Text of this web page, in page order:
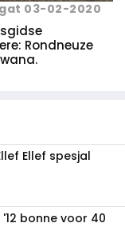
03-02-2020
Rondneuze
Ellef spesjal
'12 bonne voor 40